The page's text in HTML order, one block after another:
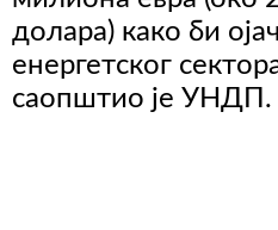
долара) како би
енергетског
саопштио је УНДП.